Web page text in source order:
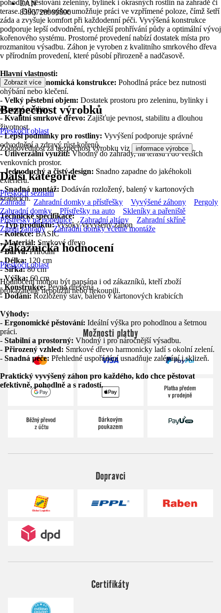
EAN
8595728900890
pohodlné pěstování zeleniny, bylinek i okrasných rostlin na zahradě či
terase. Díky své výšce umožňuje práci ve vzpřímené poloze, čímž šetří
záda a zvyšuje komfort při každodenní péči. Vyvýšená konstrukce
podporuje lepší odvodnění, rychlejší prohřívání půdy a optimální vývoj
kořenového systému. Prostorné provedení nabízí dostatek místa pro
rozmanitou výsadbu. Záhon je vyroben z kvalitního smrkového dřeva
v přírodním provedení, které působí přirozeně a nadčasově.
Hlavní vlastnosti:
- Vysoká ergonomická konstrukce: Pohodlná práce bez nutnosti
ohýbání nebo klečení.
- Velký pěstební objem: Dostatek prostoru pro zeleninu, bylinky i
okrasné rostliny.
- Kvalitní smrkové dřevo: Zajišťuje pevnost, stabilitu a dlouhou
životnost.
- Lepší podmínky pro rostliny: Vyvýšení podporuje správné
odvodnění a zdravý růst kořenů.
- Univerzální využití:Vhodný do zahrady, na terasu i do větších
venkovních prostor.
- Jednoduchý a čistý design: Snadno zapadne do jakéhokoli
exteriéru.
- Snadná montáž: Dodáván rozložený, balený v kartonových
krabicích.
Technické specifikace:
- Typ produktu:Vysoký vyvýšený záhon
- Kolekce:BASIC
- Materiál: Smrkové dřevo
- Barva:Přírodní
- Délka: 120 cm
- Šířka:80 cm
- Výška: 60 cm
- Konstrukce:Pevná dřevěná
- Dodání:Rozložený stav, baleno v kartonových krabicích
Výhody:
- Ergonomické pěstování: Ideální výška pro pohodlnou a šetrnou
práci.
- Stabilní a prostorný: Vhodný i pro náročnější výsadbu.
- Přirozený vzhled: Smrkové dřevo harmonicky ladí s okolní zelení.
- Snadná péče: Přehledné uspořádání usnadňuje zalévání i sklizeň.
Praktický vyvýšený záhon pro každého, kdo chce pěstovat
efektivně, pohodlně a s radostí.
Zobrazit více
Bezpečnost výrobků
Přeskočit oblast
Zodpovědnost za bezpečnost výrobku viz informace výrobce .
Další kategorie
Přeskočit seznam
Zahrada
Zahradní domky a přístřešky Vyvýšené záhony
Pergoly
Zahradní domky
Přístřešky na auto
Skleníky a pařeniště
Přístřešky na popelnice
Zahradní altány
Zahradní skříně
Zimní zahrady
Zahradní domky včetně montáže
Zákaznická hodnocení
Přeskočit oblast
Hodnocení mohou být napsána i od zákazníků, kteří zboží
prokazatelně nepoužili nebo nekoupili.
Možnosti platby
Dopravci
Certifikáty